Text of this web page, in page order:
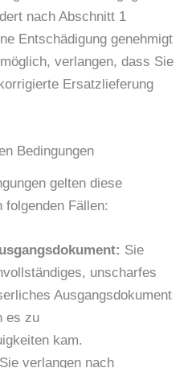
nach Abschnitt 1
Entschädigung genehmigt
verlangen, dass Sie
Ersatzlieferung
Bedingungen
gelten diese
folgenden Fällen:
Sie
unscharfes
Ausgangsdokument
es zu
kam.
Sie verlangen nach